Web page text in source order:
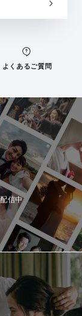
よくあるご質問
信中